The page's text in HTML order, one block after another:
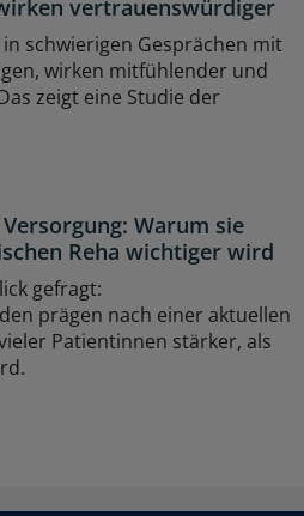
vertrauenswürdiger
schwierigen Gesprächen mit
wirken mitfühlender und
zeigt eine Studie der
Warum sie
Reha wichtiger wird
gefragt:
prägen nach einer aktuellen
Patientinnen stärker, als